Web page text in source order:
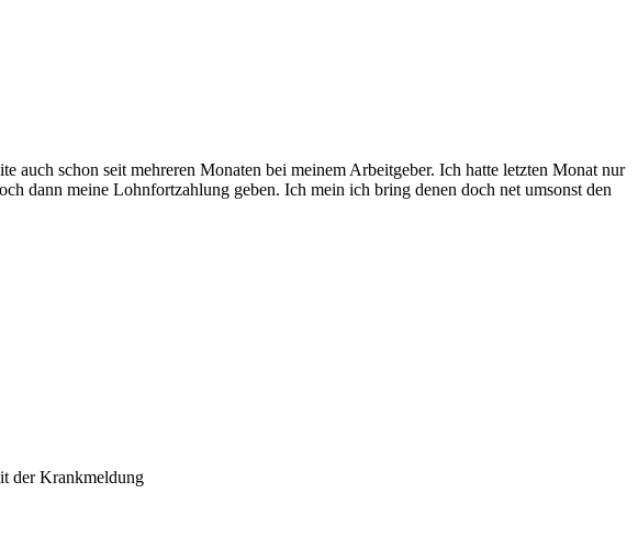
schon seit mehreren Monaten bei meinem Arbeitgeber. Ich hatte letzten Monat nur
dann meine Lohnfortzahlung geben. Ich mein ich bring denen doch net umsonst den
der Krankmeldung